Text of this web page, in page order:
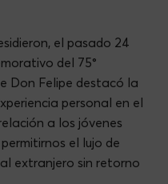
el pasado 24
del 75°
Don Felipe destacó la
personal en el
a los jóvenes
el lujo de
extranjero sin retorno